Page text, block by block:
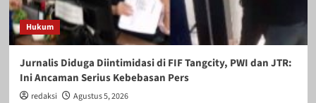
Hukum
Jurnalis Diduga Diintimidasi di FIF Tangcity, PWI dan JTR:
Ini Ancaman Serius Kebebasan Pers
redaksi Agustus 5, 2026